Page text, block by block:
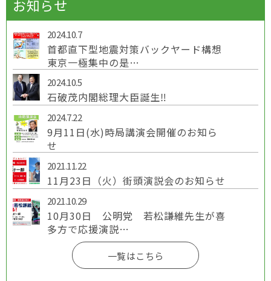
お知らせ
2024.10.7
首都直下型地震対策バックヤード構想
東京一極集中の是…
2024.10.5
石破茂内閣総理大臣誕生‼
2024.7.22
9月11日(水)時局講演会開催のお知ら
せ
2021.11.22
11月23日（火）街頭演説会のお知らせ
2021.10.29
10月30日 公明党 若松謙維先生が喜
多方で応援演説…
一覧はこちら